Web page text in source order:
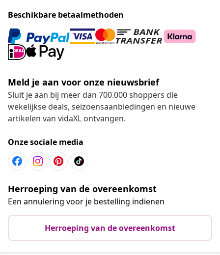
Beschikbare betaalmethoden
Meld je aan voor onze nieuwsbrief
Sluit je aan bij meer dan 700.000 shoppers die
wekelijkse deals, seizoensaanbiedingen en nieuwe
artikelen van vidaXL ontvangen.
Onze sociale media
Herroeping van de overeenkomst
Een annulering voor je bestelling indienen
Herroeping van de overeenkomst